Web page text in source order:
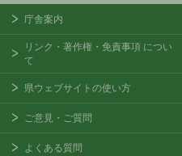
庁舎案内
リンク・著作権・免責事項 につい
て
県ウェブサイトの使い方
ご意見・ご質問
よくある質問